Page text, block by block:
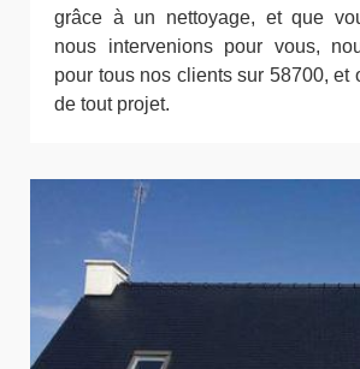
grâce à un nettoyage, et que
nous intervenions pour vous,
pour tous nos clients sur 58700, et
de tout projet.